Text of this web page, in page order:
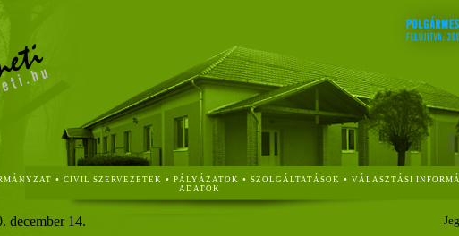
• CIVIL SZERVEZETEK • PÁLYÁZATOK • SZOLGÁLTATÁSOK • VÁLASZTÁSI
ADATOK
december 14.